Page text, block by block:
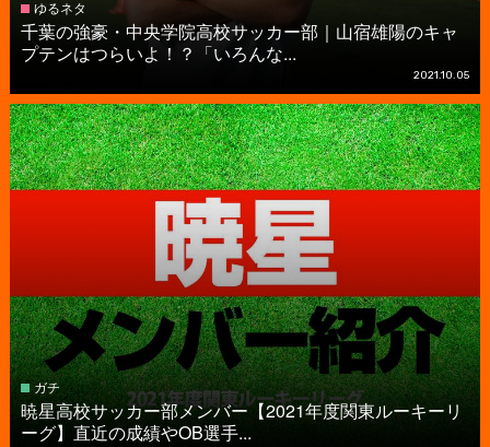
ゆるネタ
千葉の強豪・中央学院高校サッカー部｜山宿雄陽のキャ
プテンはつらいよ！？「いろんな...
2021.10.05
ガチ
暁星高校サッカー部メンバー【2021年度関東ルーキーリ
ーグ】直近の成績やOB選手...